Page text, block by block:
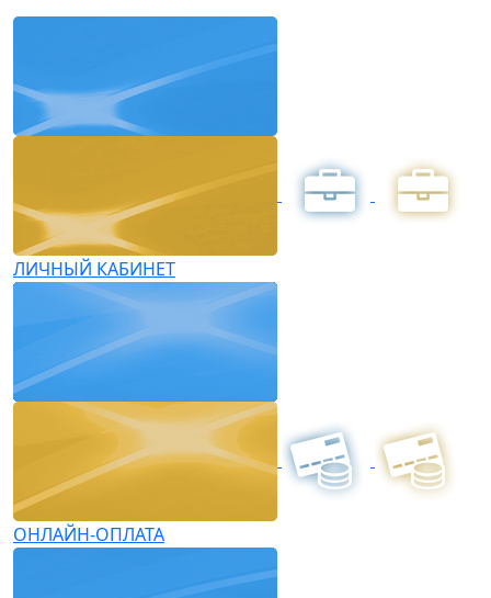
ЛИЧНЫЙ КАБИНЕТ
ОНЛАЙН-ОПЛАТА